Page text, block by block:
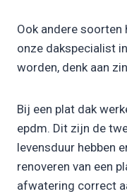
Ook andere soorten
onze dakspecialist
worden, denk aan
Bij een plat dak
epdm. Dit zijn de
levensduur hebben
renoveren van een
afwatering correct